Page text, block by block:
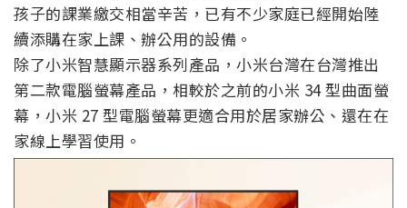
孩子的課業繳交相當辛苦，已有不少家庭已經開始陸
續添購在家上課、辦公用的設備。
除了小米智慧顯示器系列產品，小米台灣在台灣推出
第二款電腦螢幕產品，相較於之前的小米 34 型曲面螢
幕，小米 27 型電腦螢幕更適合用於居家辦公、還在在
家線上學習使用。